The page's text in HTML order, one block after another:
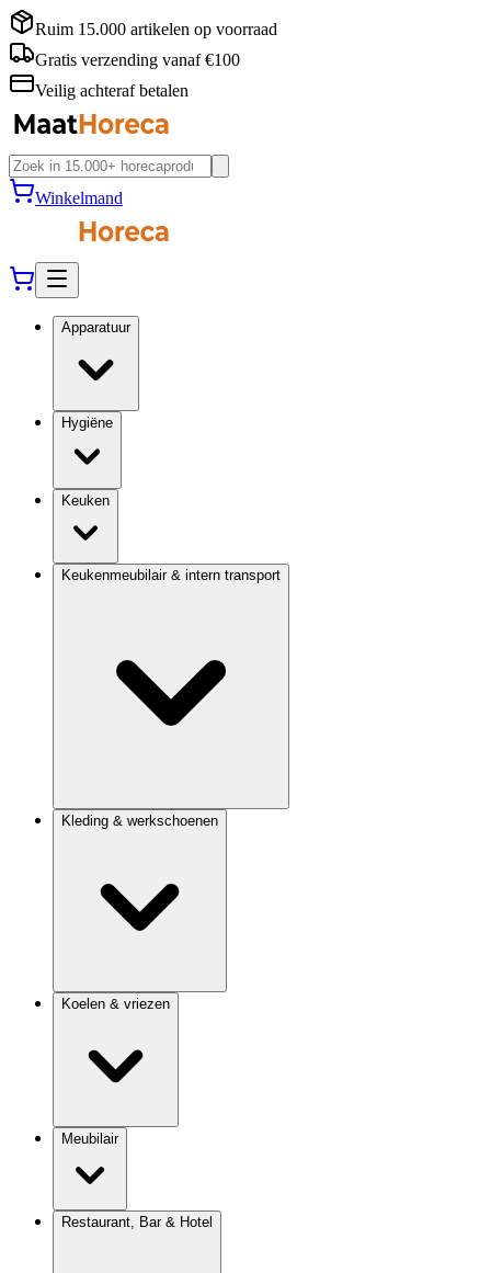
Ruim 15.000 artikelen op voorraad
Gratis verzending vanaf €100
Veilig achteraf betalen
Winkelmand
Apparatuur
Hygiëne
Keuken
Keukenmeubilair & intern transport
Kleding & werkschoenen
Koelen & vriezen
Meubilair
Restaurant, Bar & Hotel